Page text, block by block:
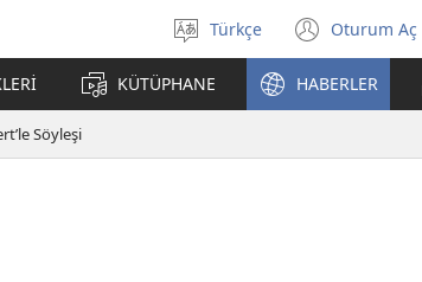
Dil
seçin
Türkçe Oturum Aç
(yeni
pencere
açar)
KÜTÜPHANE HABERLER
Söyleşi